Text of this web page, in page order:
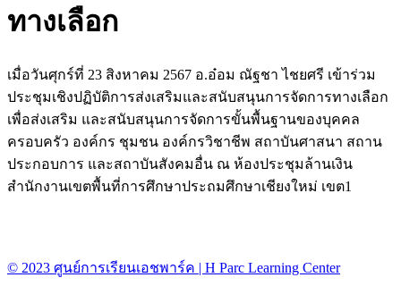
ทางเลือก
เมื่อวันศุกร์ที่ 23 สิงหาคม 2567 อ.อ๋อม ณัฐชา ไชยศรี เข้าร่วม
ประชุมเชิงปฏิบัติการส่งเสริมและสนับสนุนการจัดการทางเลือก
เพื่อส่งเสริม และสนับสนุนการจัดการขั้นพื้นฐานของบุคคล
ครอบครัว องค์กร ชุมชน องค์กรวิชาชีพ สถาบันศาสนา สถาน
ประกอบการ และสถาบันสังคมอื่น ณ ห้องประชุมล้านเงิน
สำนักงานเขตพื้นที่การศึกษาประถมศึกษาเชียงใหม่ เขต1
© 2023 ศูนย์การเรียนเอชพาร์ค | H Parc Learning Center